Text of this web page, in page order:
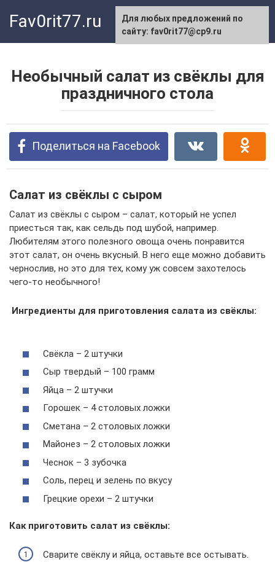
Fav0rit77.ru
Необычный салат из свёклы для
праздничного стола
Поделиться на Facebook
Салат из свёклы с сыром
Салат из свёклы с сыром – салат, который не успел
приесться так, как сельдь под шубой, например.
Любителям этого полезного овоща очень понравится
этот салат, он очень вкусный. В него еще можно добавить
чернослив, но это для тех, кому уж совсем захотелось
чего-то необычного!
Ингредиенты для приготовления салата из свёклы:
Свёкла – 2 штучки
Сыр твердый – 100 грамм
Яйца – 2 штучки
Горошек – 4 столовых ложки
Сметана – 2 столовых ложки
Майонез – 2 столовых ложки
Чеснок – 3 зубочка
Соль, перец и зелень по вкусу
Грецкие орехи – 2 штучки
Как приготовить салат из свёклы:
Сварите свёклу и яйца, оставьте все остывать.
Для любых предложений по
сайту: fav0rit77@cp9.ru